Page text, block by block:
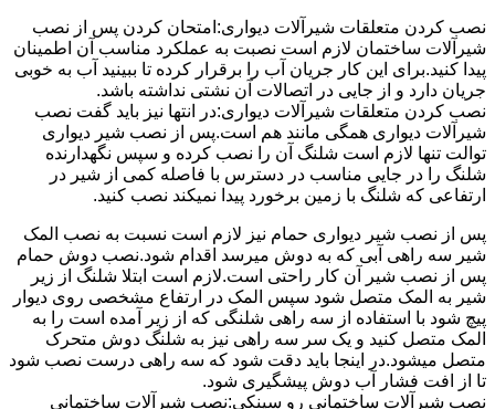
نصب کردن متعلقات شیرآلات دیواری:امتحان کردن پس از نصب
شیرآلات ساختمان لازم است نصبت به عملکرد مناسب آن اطمینان
پیدا کنید.برای این کار جریان آب را برقرار کرده تا ببینید آب به خوبی
جریان دارد و از جایی در اتصالات آن نشتی نداشته باشد.
نصب کردن متعلقات شیرآلات دیواری:در انتها نیز باید گفت نصب
شیرآلات دیواری همگی مانند هم است.پس از نصب شیر دیواری
توالت تنها لازم است شلنگ آن را نصب کرده و سپس نگهدارنده
شلنگ را در جایی مناسب در دسترس با فاصله کمی از شیر در
ارتفاعی که شلنگ با زمین برخورد پیدا نمیکند نصب کنید.
پس از نصب شیر دیواری حمام نیز لازم است نسبت به نصب المک
شیر سه راهی آبی که به دوش میرسد اقدام شود.نصب دوش حمام
پس از نصب شیر آن کار راحتی است.لازم است ابتلا شلنگ از زیر
شیر به المک متصل شود سپس المک در ارتفاع مشخصی روی دیوار
پیچ شود با استفاده از سه راهی شلنگی که از زیر آمده است را به
المک متصل کنید و یک سر سه راهی نیز به شلنگ دوش متحرک
متصل میشود.در اینجا باید دقت شود که سه راهی درست نصب شود
تا از افت فشار آب دوش پیشگیری شود.
نصب شیرآلات ساختمانی رو سینکی:نصب شیرآلات ساختمانی